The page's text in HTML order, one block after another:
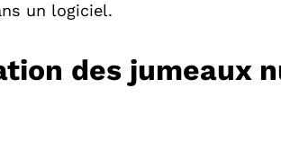
un logiciel.
des jumeaux